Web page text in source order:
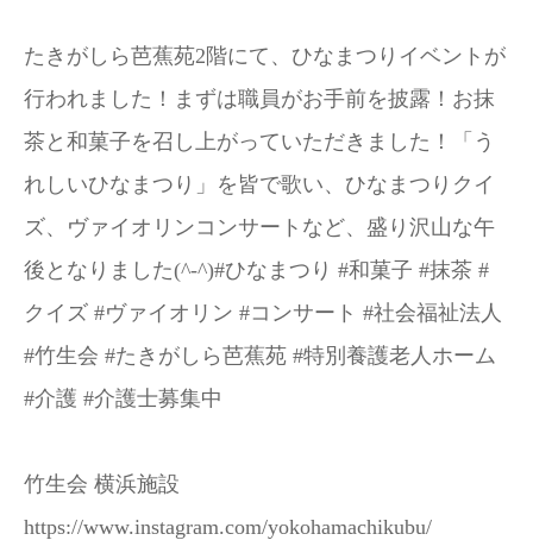
たきがしら芭蕉苑2階にて、ひなまつりイベントが
行われました！まずは職員がお手前を披露！お抹
茶と和菓子を召し上がっていただきました！「う
れしいひなまつり」を皆で歌い、ひなまつりクイ
ズ、ヴァイオリンコンサートなど、盛り沢山な午
後となりました(^-^)#ひなまつり #和菓子 #抹茶 #
クイズ #ヴァイオリン #コンサート #社会福祉法人
#竹生会 #たきがしら芭蕉苑 #特別養護老人ホーム
#介護 #介護士募集中
竹生会 横浜施設
https://www.instagram.com/yokohamachikubu/